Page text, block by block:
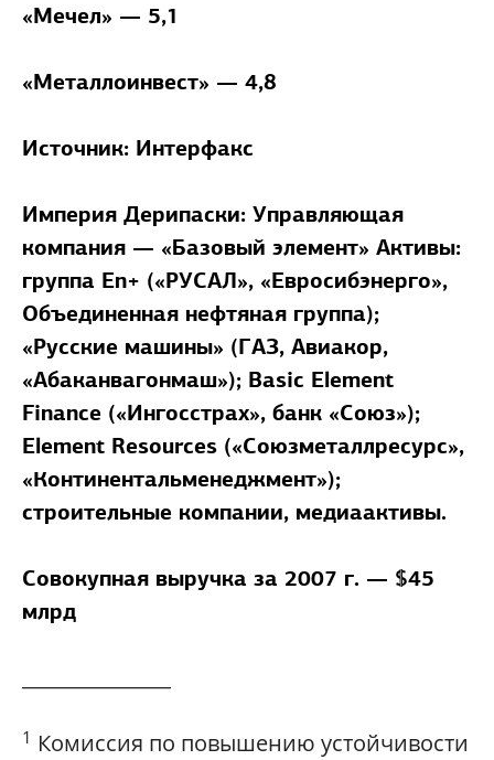
«Мечел» — 5,1
«Металлоинвест» — 4,8
Источник: Интерфакс
Империя Дерипаски: Управляющая
компания — «Базовый элемент» Активы:
группа En+ («РУСАЛ», «Евросибэнерго»,
Объединенная нефтяная группа);
«Русские машины» (ГАЗ, Авиакор,
«Абаканвагонмаш»); Basic Element
Finance («Ингосстрах», банк «Союз»);
Element Resources («Союзметаллресурс»,
«Континентальменеджмент»);
строительные компании, медиаактивы.
Совокупная выручка за 2007 г. — $45
млрд
1 Комиссия по повышению устойчивости